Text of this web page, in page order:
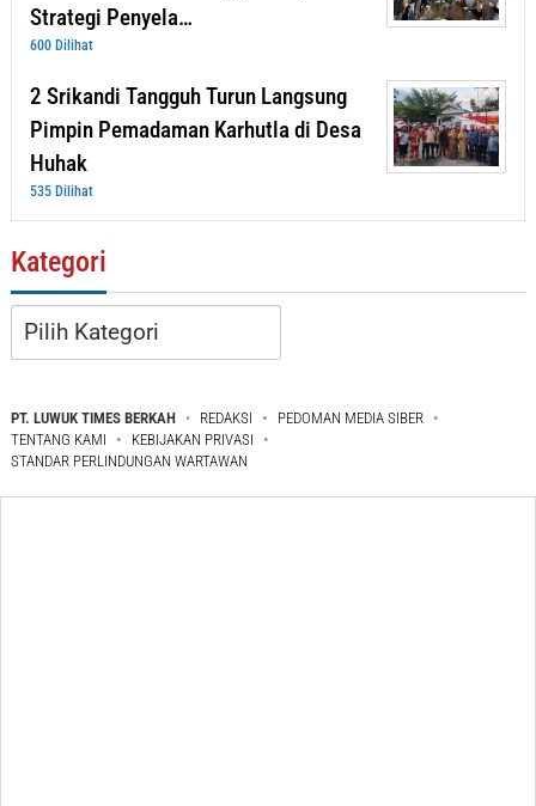
Strategi Penyela…
600 Dilihat
2 Srikandi Tangguh Turun Langsung
Pimpin Pemadaman Karhutla di Desa
Huhak
535 Dilihat
Kategori
Kategori
PT. LUWUK TIMES BERKAH REDAKSI
PEDOMAN MEDIA SIBER
TENTANG KAMI
KEBIJAKAN PRIVASI
STANDAR PERLINDUNGAN WARTAWAN